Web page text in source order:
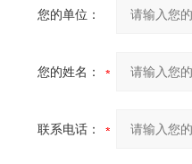
您的单位：
您的姓名：
联系电话：